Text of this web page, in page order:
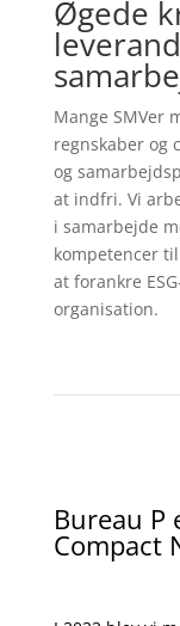
Øgede
Mange SMVer
regnskaber og
og
at indfri. Vi
i samarbejde
kompetencer
at forankre
organisation.
Bureau P
Compact